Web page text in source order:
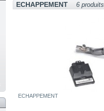
ECHAPPEMENT 6 produits
ECHAPPEMENT